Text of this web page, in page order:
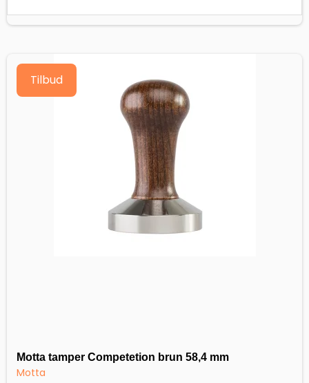
Tilbud
Motta tamper Competetion brun 58,4 mm
Motta